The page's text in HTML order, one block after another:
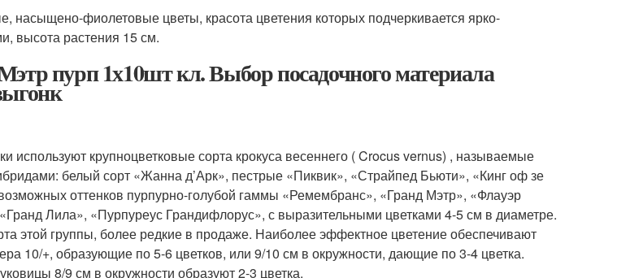
насыщено-фиолетовые цветы, красота цветения которых подчеркивается ярко-
высота растения 15 см.
пурп 1х10шт кл. Выбор посадочного материала
используют крупноцветковые сорта крокуса весеннего ( Crocus vernus) , называемые
белый сорт «Жанна д’Арк», пестрые «Пиквик», «Страйпед Бьюти», «Кинг оф зе
оттенков пурпурно-голубой гаммы «Ремембранс», «Гранд Мэтр», «Флауэр
Лила», «Пурпуреус Грандифлорус», с выразительными цветками 4-5 см в диаметре.
этой группы, более редкие в продаже. Наиболее эффектное цветение обеспечивают
10/+, образующие по 5-6 цветков, или 9/10 см в окружности, дающие по 3-4 цветка.
8/9 см в окружности образуют 2-3 цветка.